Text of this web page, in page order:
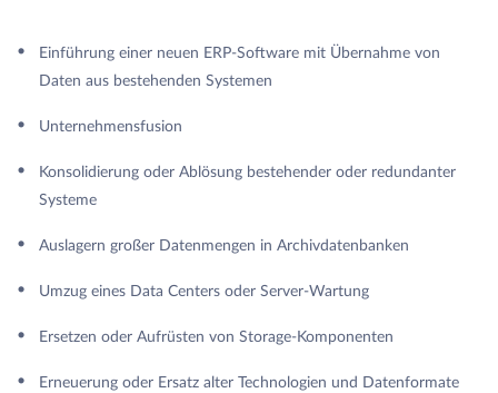
Einführung einer neuen ERP-Software mit Übernahme von
Daten aus bestehenden Systemen
Unternehmensfusion
Konsolidierung oder Ablösung bestehender oder redundanter
Systeme
Auslagern großer Datenmengen in Archivdatenbanken
Umzug eines Data Centers oder Server-Wartung
Ersetzen oder Aufrüsten von Storage-Komponenten
Erneuerung oder Ersatz alter Technologien und Datenformate